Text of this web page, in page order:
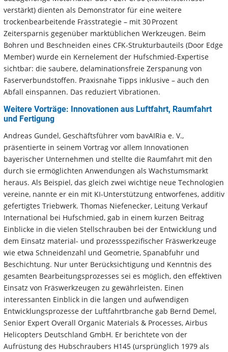
verstärkt) dienten als Demonstrator für eine weitere
trockenbearbeitende Frässtrategie – mit 30 Prozent
Zeitersparnis gegenüber marktüblichen Werkzeugen. Beim
Bohren und Beschneiden eines CFK-Strukturbauteils (Door Edge
Member) wurde ein Kernelement der Hufschmied-Expertise
sichtbar: die saubere, delaminationsfreie Zerspanung von
Faserverbundstoffen. Praxisnahe Tipps inklusive – auch den
Abfall einspannen. Das reduziert Vibrationen.
Weitere Vorträge: Innovationen aus Luftfahrt, Raumfahrt
und Fertigung
Andreas Gundel, Geschäftsführer vom bavAIRia e. V.,
präsentierte in seinem Vortrag vor allem Innovationen
bayerischer Unternehmen und stellte die Raumfahrt mit den
durch sie ermöglichten Anwendungen als Wachstumsmarkt
heraus. Als Beispiel, das gleich zwei wichtige neue Technologien
vereine, nannte er ein mit KI-Unterstützung entworfenes, additiv
gefertigtes Triebwerk. Thomas Niefenecker, Leitung Verkauf
International bei Hufschmied, gab in einem kurzen Beitrag
Einblicke in die vielen Stellschrauben bei der Entwicklung und
dem Einsatz material- und prozessspezifischer Fräswerkzeuge
wie etwa Schneidenzahl und Geometrie, Spanabfuhr und
Beschichtung. Nur unter Berücksichtigung und Kenntnis des
gesamten Bearbeitungsprozesses sei es möglich, den effektiven
Einsatz von Fräswerkzeugen zu gewährleisten. Einen
interessanten Einblick in die langen und aufwendigen
Entwicklungsprozesse der Luftfahrtbranche gab Bernd Demel,
Senior Expert Overall Organic Materials & Processes, Airbus
Helicopters Deutschland GmbH. Er berichtete von der
Aufrüstung des Hubschraubers H145 (ursprünglich 1979 als